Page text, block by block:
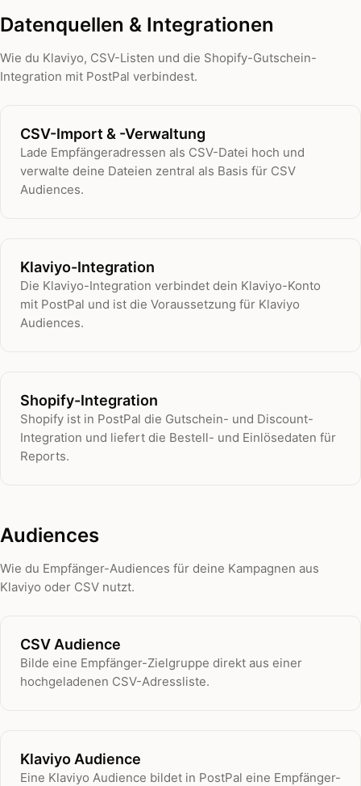
Datenquellen & Integrationen
Wie du Klaviyo, CSV-Listen und die Shopify-Gutschein-
Integration mit PostPal verbindest.
CSV-Import & -Verwaltung
Lade Empfängeradressen als CSV-Datei hoch und
verwalte deine Dateien zentral als Basis für CSV
Audiences.
Klaviyo-Integration
Die Klaviyo-Integration verbindet dein Klaviyo-Konto
mit PostPal und ist die Voraussetzung für Klaviyo
Audiences.
Shopify-Integration
Shopify ist in PostPal die Gutschein- und Discount-
Integration und liefert die Bestell- und Einlösedaten für
Reports.
Audiences
Wie du Empfänger-Audiences für deine Kampagnen aus
Klaviyo oder CSV nutzt.
CSV Audience
Bilde eine Empfänger-Zielgruppe direkt aus einer
hochgeladenen CSV-Adressliste.
Klaviyo Audience
Eine Klaviyo Audience bildet in PostPal eine Empfänger-